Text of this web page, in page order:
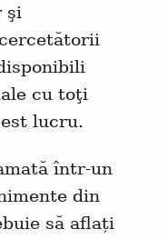
şi
cu toţi
lucru.
într-un
din
să aflați